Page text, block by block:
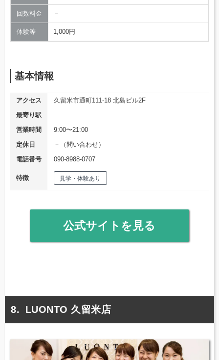
回数料金 －
体験等 1,000円
基本情報
アクセス
久留米市通町111-18 北島ビル2F
最寄り駅
営業時間
9:00〜21:00
定休日
－（問い合わせ）
電話番号
090-8988-0707
特徴 見学・体験あり
公式サイトを見る
LUONTO 久留米店